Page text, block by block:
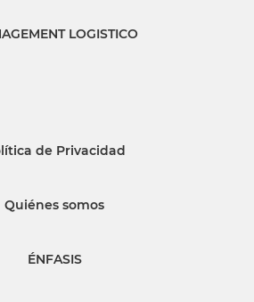
LOGISTICO
de Privacidad
Quiénes somos
ÉNFASIS